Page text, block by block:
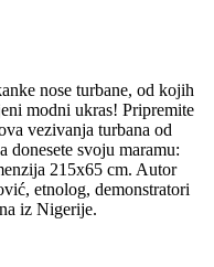
nose turbane, od kojih
modni ukras! Pripremite
vezivanja turbana od
svoju maramu:
215x65 cm. Autor
etnolog, demonstratori
iz Nigerije.